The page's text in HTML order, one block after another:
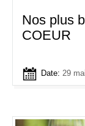
Nos plus
COEUR
Date: 29